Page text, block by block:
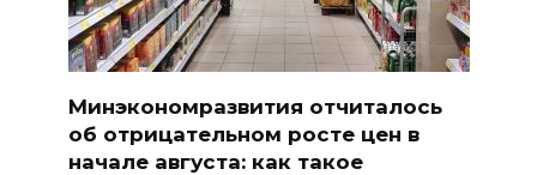
Минэкономразвития отчиталось
об отрицательном росте цен в
начале августа: как такое